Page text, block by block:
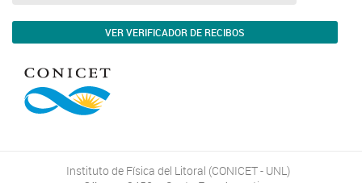
VER VERIFICADOR DE RECIBOS
Instituto de Física del Litoral (CONICET - UNL)